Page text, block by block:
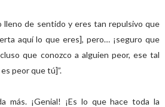
lleno de sentido y eres tan repulsivo que
aquí lo que eres], pero… ¡seguro que
que conozco a alguien peor, ese tal
peor que tú]”.
más. ¡Genial! ¡Es lo que hace toda la